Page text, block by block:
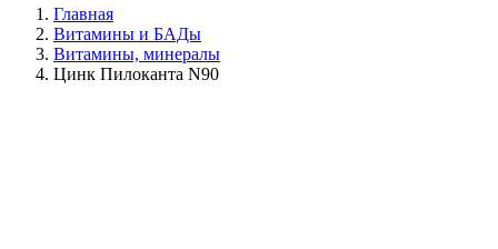
Главная
Витамины и БАДы
Витамины, минералы
Цинк Пилоканта N90